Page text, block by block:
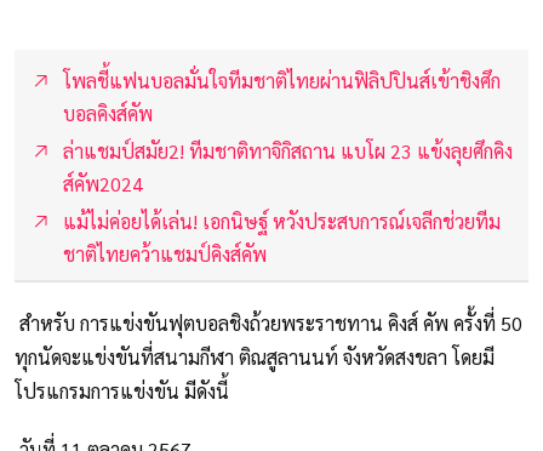
โพลชี้แฟนบอลมั่นใจทีมชาติไทยผ่านฟิลิปปินส์เข้าชิงศึก
บอลคิงส์คัพ
ล่าแชมป์สมัย2! ทีมชาติทาจิกิสถาน แบโผ 23 แข้งลุยศึกคิง
ส์คัพ2024
แม้ไม่ค่อยได้เล่น! เอกนิษฐ์ หวังประสบการณ์เจลีกช่วยทีม
ชาติไทยคว้าแชมป์คิงส์คัพ
สำหรับ การแข่งขันฟุตบอลชิงถ้วยพระราชทาน คิงส์ คัพ ครั้งที่ 50
ทุกนัดจะแข่งขันที่สนามกีฬา ติณสูลานนท์ จังหวัดสงขลา โดยมี
โปรแกรมการแข่งขัน มีดังนี้